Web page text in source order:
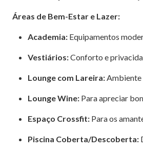
Áreas de Bem-Estar e Lazer:
Academia: Equipamentos
Vestiários:Conforto e
Lounge com Lareira:Ambiente
Lounge Wine: Para apreciar
Espaço Crossfit: Para os
Piscina Coberta/Descoberta: